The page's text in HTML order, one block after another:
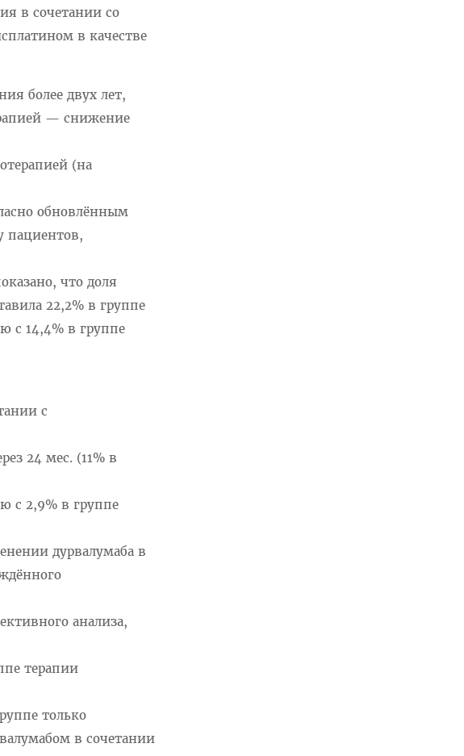
в сочетании со
в качестве
более двух лет,
— снижение
(на
обновлённым
пациентов,
что доля
22,2% в группе
с 14,4% в группе
с
24 мес. (11% в
с 2,9% в группе
дурвалумаба в
анализа,
терапии
только
в сочетании